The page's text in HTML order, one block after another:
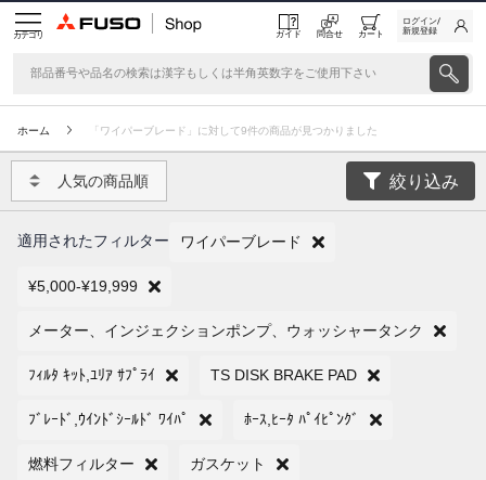
カテゴリ ガイド 問合せ カート
ログイン/
新規登録
ホーム 「ワイパーブレード」に対して9件の商品が見つかりました
人気の商品順 絞り込み
適用されたフィルター ワイパーブレード
¥5,000-¥19,999
メーター、インジェクションポンプ、ウォッシャータンク
ﾌｨﾙﾀ ｷｯﾄ,ﾕﾘｱ ｻﾌﾟﾗｲ TS DISK BRAKE PAD
ﾌﾞﾚｰﾄﾞ,ｳｲﾝﾄﾞｼｰﾙﾄﾞ ﾜｲﾊﾟ ﾎｰｽ,ﾋｰﾀ ﾊﾟｲﾋﾟﾝｸﾞ
燃料フィルター ガスケット